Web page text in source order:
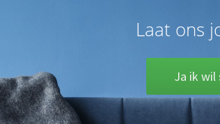
Laat ons
Ja ik wil